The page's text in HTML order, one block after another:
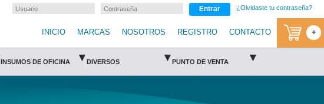
Entrar ¿Olvidaste tu contraseña?
INICIO MARCAS NOSOTROS REGISTRO CONTACTO +
INSUMOS DE OFICINA ▾ DIVERSOS ▾ PUNTO DE VENTA ▾